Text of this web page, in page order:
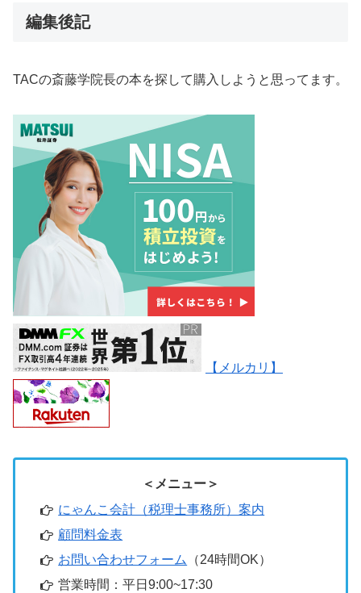
編集後記
TACの斎藤学院長の本を探して購入しようと思ってます。
【メルカリ】
＜メニュー＞
にゃんこ会計（税理士事務所）案内
顧問料金表
お問い合わせフォーム
（24時間OK）
営業時間：平日9:00~17:30